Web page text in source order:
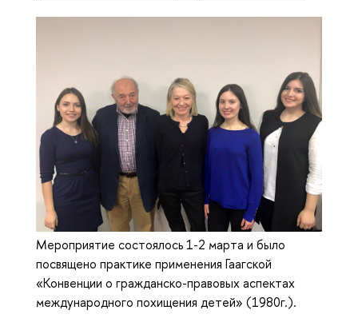
Мероприятие состоялось 1-2 марта и было
посвящено практике применения Гаагской
«Конвенции о гражданско-правовых аспектах
международного похищения детей» (1980г.).